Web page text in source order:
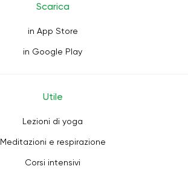
Scarica
in App Store
in Google Play
Utile
Lezioni di yoga
Meditazioni e respirazione
Corsi intensivi